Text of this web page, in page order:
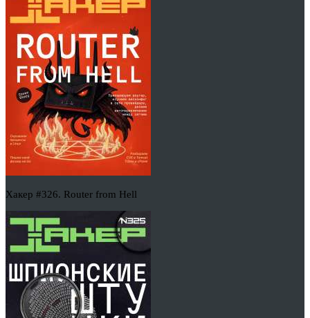
Хакер #326. Router from Hell